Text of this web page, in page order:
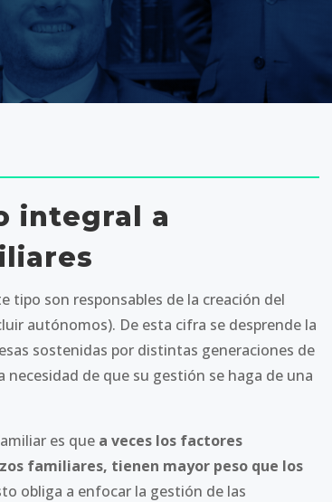
integral a
tipo son responsables de la creación del
autónomos). De esta cifra se desprende la
sostenidas por distintas generaciones de
de que su gestión se haga de una
es que a veces los factores
familiares, tienen mayor peso que los
obliga a enfocar la gestión de las